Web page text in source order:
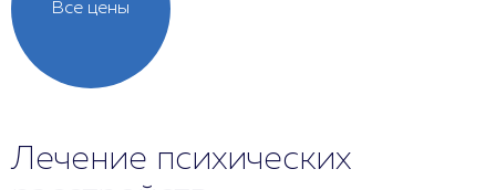
Все цены
Лечение психических